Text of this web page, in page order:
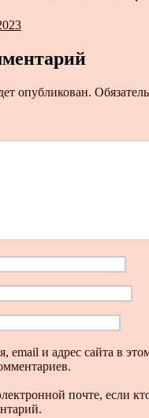
опубликован.
email и адрес сайта в
почте, если